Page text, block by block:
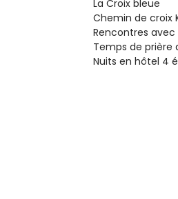
La Croix bleue
Chemin de croix
Rencontres
Temps de prière
Nuits en hôtel 4